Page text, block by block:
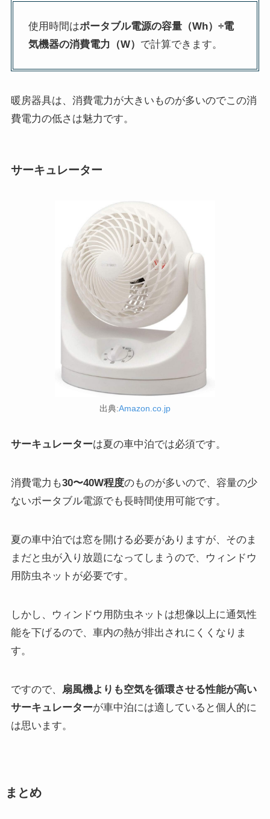
使用時間はポータブル電源の容量（Wh）÷電
気機器の消費電力（W） で計算できます。
暖房器具は、消費電力が大きいものが多いのでこの消
費電力の低さは魅力です。
サーキュレーター
出典:Amazon.co.jp
サーキュレーターは夏の車中泊では必須です。
消費電力も30〜40W程度のものが多いので、容量の少
ないポータブル電源でも長時間使用可能です。
夏の車中泊では窓を開ける必要がありますが、そのま
まだと虫が入り放題になってしまうので、ウィンドウ
用防虫ネットが必要です。
しかし、ウィンドウ用防虫ネットは想像以上に通気性
能を下げるので、車内の熱が排出されにくくなりま
す。
ですので、 扇風機よりも空気を循環させる性能が高い
サーキュレーターが車中泊には適していると個人的に
は思います。
まとめ